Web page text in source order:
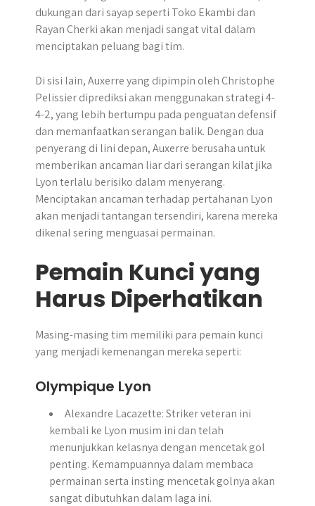
dukungan dari sayap seperti Toko Ekambi dan
Rayan Cherki akan menjadi sangat vital dalam
menciptakan peluang bagi tim.
Di sisi lain, Auxerre yang dipimpin oleh Christophe
Pelissier diprediksi akan menggunakan strategi 4-
4-2, yang lebih bertumpu pada penguatan defensif
dan memanfaatkan serangan balik. Dengan dua
penyerang di lini depan, Auxerre berusaha untuk
memberikan ancaman liar dari serangan kilat jika
Lyon terlalu berisiko dalam menyerang.
Menciptakan ancaman terhadap pertahanan Lyon
akan menjadi tantangan tersendiri, karena mereka
dikenal sering menguasai permainan.
Pemain Kunci yang
Harus Diperhatikan
Masing-masing tim memiliki para pemain kunci
yang menjadi kemenangan mereka seperti:
Olympique Lyon
Alexandre Lacazette: Striker veteran ini
kembali ke Lyon musim ini dan telah
menunjukkan kelasnya dengan mencetak gol
penting. Kemampuannya dalam membaca
permainan serta insting mencetak golnya akan
sangat dibutuhkan dalam laga ini.